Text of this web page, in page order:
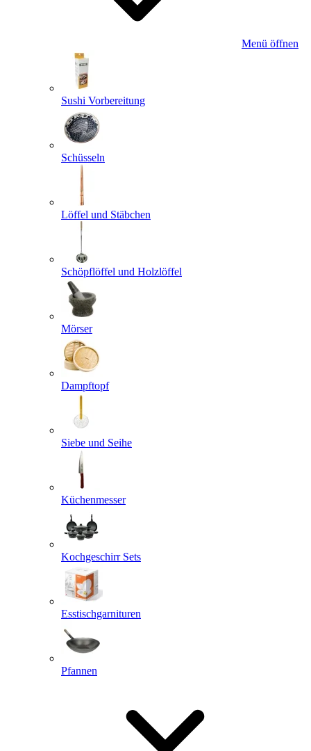
Menü öffnen
Sushi Vorbereitung
Schüsseln
Löffel und Stäbchen
Schöpflöffel und Holzlöffel
Mörser
Dampftopf
Siebe und Seihe
Küchenmesser
Kochgeschirr Sets
Esstischgarnituren
Pfannen